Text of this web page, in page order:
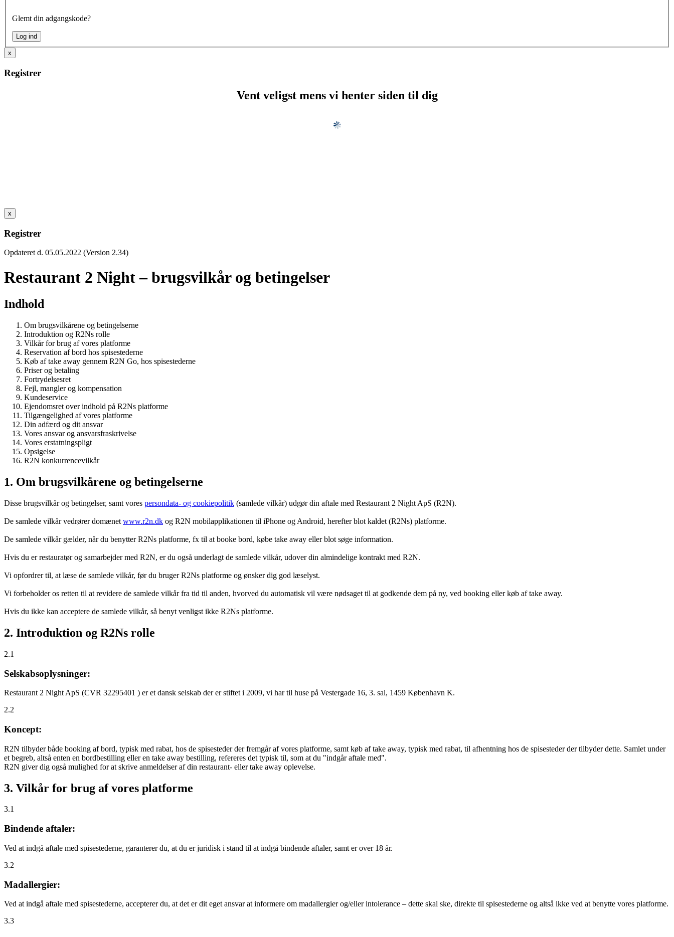
Glemt din adgangskode?
x
Registrer
Vent veligst mens vi henter siden til dig
x
Registrer
Opdateret d. 05.05.2022 (Version 2.34)
Restaurant 2 Night – brugsvilkår og betingelser
Indhold
Om brugsvilkårene og betingelserne
Introduktion og R2Ns rolle
Vilkår for brug af vores platforme
Reservation af bord hos spisestederne
Køb af take away gennem R2N Go, hos spisestederne
Priser og betaling
Fortrydelsesret
Fejl, mangler og kompensation
Kundeservice
Ejendomsret over indhold på R2Ns platforme
Tilgængelighed af vores platforme
Din adfærd og dit ansvar
Vores ansvar og ansvarsfraskrivelse
Vores erstatningspligt
Opsigelse
R2N konkurrencevilkår
1. Om brugsvilkårene og betingelserne
Disse brugsvilkår og betingelser, samt vores persondata- og cookiepolitik (samlede vilkår) udgør din aftale med Restaurant 2 Night ApS (R2N).
De samlede vilkår vedrører domænet www.r2n.dk og R2N mobilapplikationen til iPhone og Android, herefter blot kaldet (R2Ns) platforme.
De samlede vilkår gælder, når du benytter R2Ns platforme, fx til at booke bord, købe take away eller blot søge information.
Hvis du er restauratør og samarbejder med R2N, er du også underlagt de samlede vilkår, udover din almindelige kontrakt med R2N.
Vi opfordrer til, at læse de samlede vilkår, før du bruger R2Ns platforme og ønsker dig god læselyst.
Vi forbeholder os retten til at revidere de samlede vilkår fra tid til anden, hvorved du automatisk vil være nødsaget til at godkende dem på ny, ved booking eller køb af take away.
Hvis du ikke kan acceptere de samlede vilkår, så benyt venligst ikke R2Ns platforme.
2. Introduktion og R2Ns rolle
2.1
Selskabsoplysninger:
Restaurant 2 Night ApS (CVR 32295401 ) er et dansk selskab der er stiftet i 2009, vi har til huse på Vestergade 16, 3. sal, 1459 København K.
2.2
Koncept:
R2N tilbyder både booking af bord, typisk med rabat, hos de spisesteder der fremgår af vores platforme, samt køb af take away, typisk med rabat, til afhentning hos de spisesteder der tilbyder dette. Samlet under
et begreb, altså enten en bordbestilling eller en take away bestilling, refereres det typisk til, som at du "indgår aftale med".
R2N giver dig også mulighed for at skrive anmeldelser af din restaurant- eller take away oplevelse.
3. Vilkår for brug af vores platforme
3.1
Bindende aftaler:
Ved at indgå aftale med spisestederne, garanterer du, at du er juridisk i stand til at indgå bindende aftaler, samt er over 18 år.
3.2
Madallergier:
Ved at indgå aftale med spisestederne, accepterer du, at det er dit eget ansvar at informere om madallergier og/eller intolerance – dette skal ske, direkte til spisestederne og altså ikke ved at benytte vores platforme.
3.3